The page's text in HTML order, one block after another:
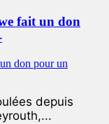
fait un don
depuis